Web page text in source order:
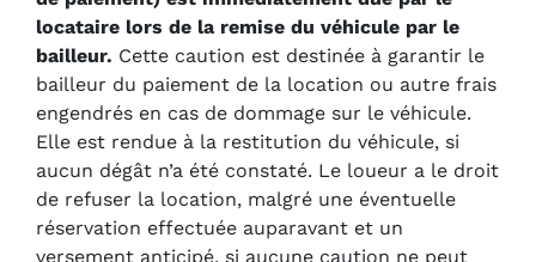
locataire lors de la remise du véhicule par le
bailleur. Cette caution est destinée à garantir le
bailleur du paiement de la location ou autre frais
engendrés en cas de dommage sur le véhicule.
Elle est rendue à la restitution du véhicule, si
aucun dégât n’a été constaté. Le loueur a le droit
de refuser la location, malgré une éventuelle
réservation effectuée auparavant et un
versement anticipé, si aucune caution ne peut